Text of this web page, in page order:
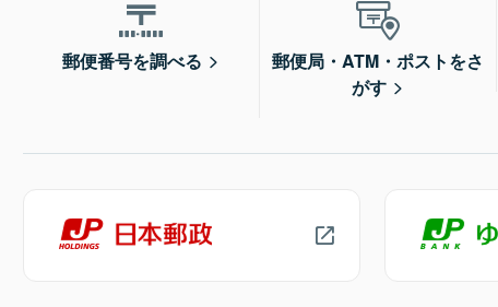
郵便番号を調べる
郵便局・ATM・ポストをさ
がす